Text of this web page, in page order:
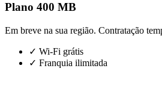
Plano 400 MB
Em breve na sua região. Contratação
✓ Wi-Fi grátis
✓ Franquia ilimitada